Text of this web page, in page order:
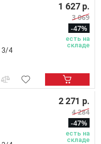
3/4
1 627 р.
3 069
-47%
есть на
складе
2 271 р.
4 284
-47%
есть на
складе